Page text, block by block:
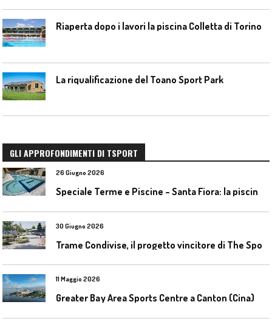
Riaperta dopo i lavori la piscina Colletta di Torino
La riqualificazione del Toano Sport Park
GLI APPROFONDIMENTI DI TSPORT
26 Giugno 2026
30 Giugno 2026
11 Maggio 2026
Greater Bay Area Sports Centre a Canton (Cina)